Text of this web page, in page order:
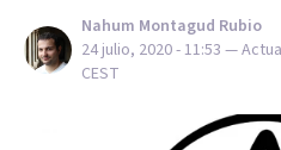
Nahum Montagud Rubio
24 julio, 2020 - 11:53 —
CEST